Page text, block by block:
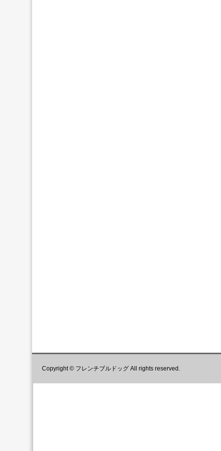
Copyright © フレンチブルドッグ All rights reserved.